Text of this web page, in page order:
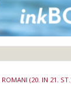
(20. IN 21.